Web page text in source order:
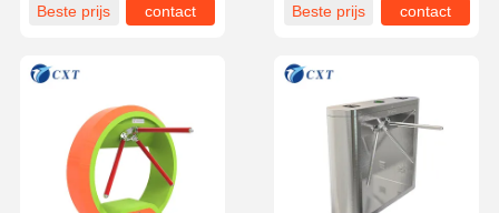
Beste prijs
contact
Beste prijs
contact